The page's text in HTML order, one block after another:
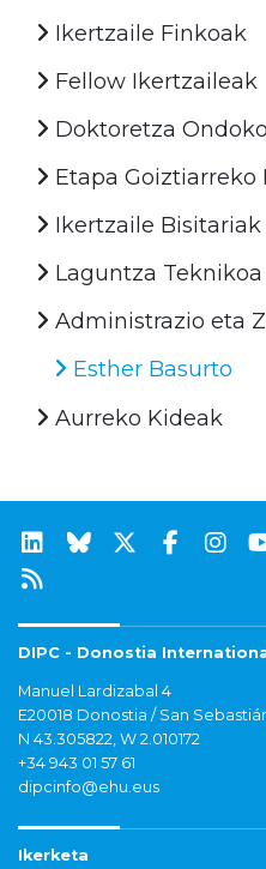
Ikertzaile Finkoak
Fellow Ikertzaileak
Doktoretza
Etapa Goiztiarreko
Ikertzaile Bisitariak
Laguntza Teknikoa
Administrazio eta
Esther Basurto
Aurreko Kideak
DIPC - Donostia
Manuel Lardizabal 4
E20018 Donostia / San
N 43.305822, W 2.010172
+34 943 01 57 61
dipcinfo@ehu.eus
Ikerketa